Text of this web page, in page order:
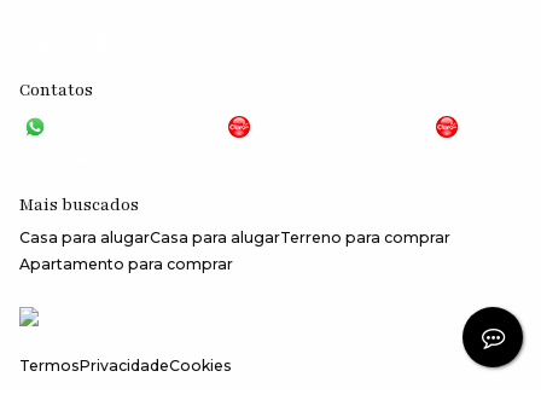
Contatos
Mais buscados
Casa para alugarCasa para alugarTerreno para comprar
Apartamento para comprar
TermosPrivacidadeCookies